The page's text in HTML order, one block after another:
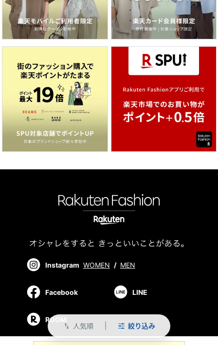
swap_vert 人気順 絞り込み
Instagram WOMEN / MEN
Facebook LINE
ROOM